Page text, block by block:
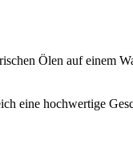
Ölen auf einem
eine hochwertige